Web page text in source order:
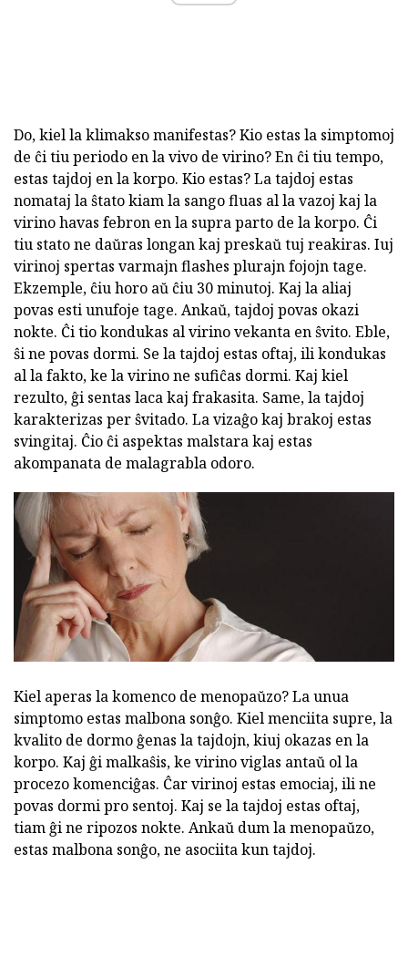
Do, kiel la klimakso manifestas? Kio estas la simptomoj
de ĉi tiu periodo en la vivo de virino? En ĉi tiu tempo,
estas tajdoj en la korpo. Kio estas? La tajdoj estas
nomataj la ŝtato kiam la sango fluas al la vazoj kaj la
virino havas febron en la supra parto de la korpo. Ĉi
tiu stato ne daŭras longan kaj preskaŭ tuj reakiras. Iuj
virinoj spertas varmajn flashes plurajn fojojn tage.
Ekzemple, ĉiu horo aŭ ĉiu 30 minutoj. Kaj la aliaj
povas esti unufoje tage. Ankaŭ, tajdoj povas okazi
nokte. Ĉi tio kondukas al virino vekanta en ŝvito. Eble,
ŝi ne povas dormi. Se la tajdoj estas oftaj, ili kondukas
al la fakto, ke la virino ne sufiĉas dormi. Kaj kiel
rezulto, ĝi sentas laca kaj frakasita. Same, la tajdoj
karakterizas per ŝvitado. La vizaĝo kaj brakoj estas
svingitaj. Ĉio ĉi aspektas malstara kaj estas
akompanata de malagrabla odoro.
Kiel aperas la komenco de menopaŭzo? La unua
simptomo estas malbona sonĝo. Kiel menciita supre, la
kvalito de dormo ĝenas la tajdojn, kiuj okazas en la
korpo. Kaj ĝi malkaŝis, ke virino viglas antaŭ ol la
procezo komenciĝas. Ĉar virinoj estas emociaj, ili ne
povas dormi pro sentoj. Kaj se la tajdoj estas oftaj,
tiam ĝi ne ripozos nokte. Ankaŭ dum la menopaŭzo,
estas malbona sonĝo, ne asociita kun tajdoj.